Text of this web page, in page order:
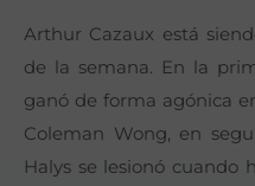
Arthur Cazaux está
de la semana. En la
ganó de forma agónica
Coleman Wong, en
Halys se lesionó cuando